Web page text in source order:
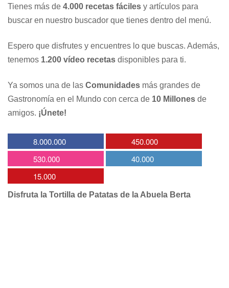
Tienes más de 4.000 recetas fáciles y artículos para
buscar en nuestro buscador que tienes dentro del menú.
Espero que disfrutes y encuentres lo que buscas. Además,
tenemos 1.200 vídeo recetas disponibles para ti.
Ya somos una de las Comunidades más grandes de
Gastronomía en el Mundo con cerca de 10 Millones de
amigos. ¡Únete!
8.000.000
450.000
530.000
40.000
15.000
Disfruta la Tortilla de Patatas de la Abuela Berta